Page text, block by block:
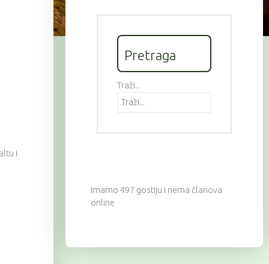
i
Pretraga
Traži...
Imamo 497 gostiju i nema članova
online